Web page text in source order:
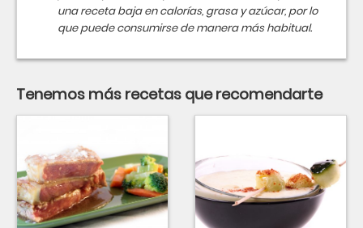
una receta baja en calorías, grasa y azúcar, por lo
que puede consumirse de manera más habitual.
Tenemos más recetas que recomendarte